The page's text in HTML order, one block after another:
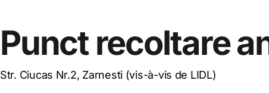
Punct recoltare
Str. Ciucas Nr.2, Zarnesti (vis-à-vis de LIDL)